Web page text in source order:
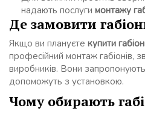
надають послуги монтажу
Де замовити
Якщо ви плануєте купити
професійний монтаж габіонів,
виробників. Вони запропонують
допоможуть з установкою.
Чому обирають